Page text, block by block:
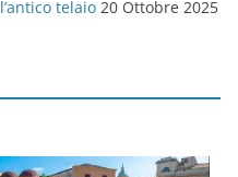
telaio 20 Ottobre 2025